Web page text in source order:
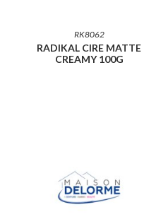
RK8062
RADIKAL CIRE MATTE
CREAMY 100G